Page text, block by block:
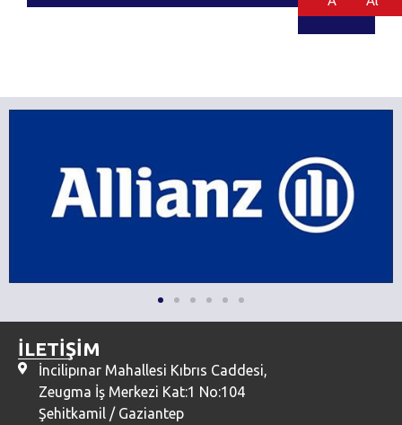
İLETİŞİM
İncilipınar Mahallesi Kıbrıs Caddesi,
Zeugma İş Merkezi Kat:1 No:104
Şehitkamil / Gaziantep